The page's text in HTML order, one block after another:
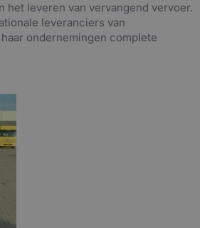
het leveren van vervangend vervoer.
leveranciers van
ondernemingen complete